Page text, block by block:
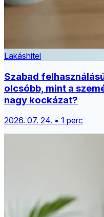
Lakáshitel
Szabad
olcsóbb, mint a
nagy kockázat?
2026. 07. 24. • 1 perc